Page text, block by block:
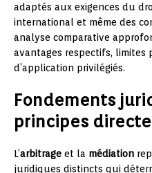
adaptés aux exigences du
international et même des
analyse comparative
avantages respectifs, limites
d’application privilégiés.
Fondements
principes
L’arbitrage et la médiation
juridiques distincts qui